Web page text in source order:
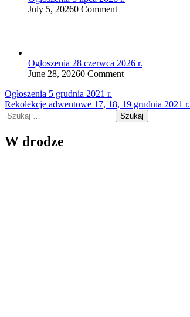
July 5, 20260 Comment
Ogłoszenia 28 czerwca 2026 r.
June 28, 20260 Comment
Nawigacja
wpisu
Ogłoszenia 5 grudnia 2021 r.
Rekolekcje adwentowe 17, 18, 19 grudnia 2021 r.
Szukaj:
W drodze